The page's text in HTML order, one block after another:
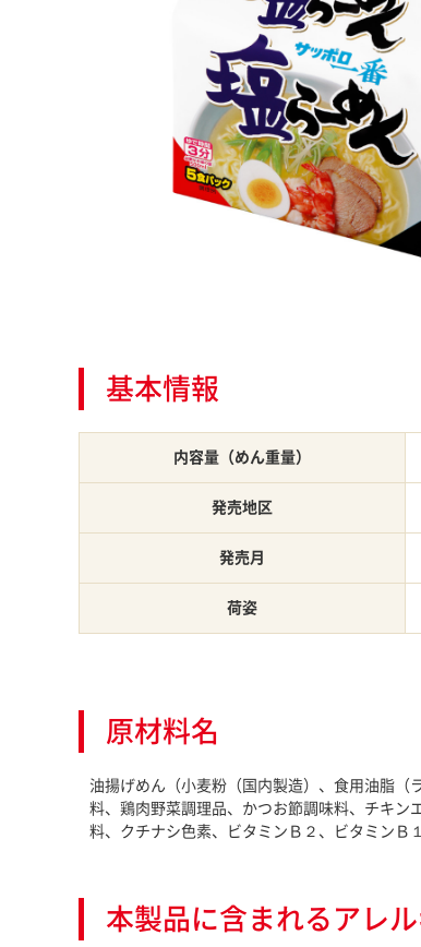
基本情報
内容量（めん重量）
発売地区
発売月
荷姿
原材料名
油揚げめん（小麦粉（国内製造）、食用油脂（
料、鶏肉野菜調理品、かつお節調味料、チキン
料、クチナシ色素、ビタミンＢ２、ビタミンＢ
本製品に含まれるアレ